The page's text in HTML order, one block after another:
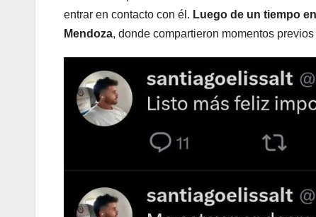
entrar en contacto con él. Luego de un tiempo
Mendoza, donde compartieron momentos